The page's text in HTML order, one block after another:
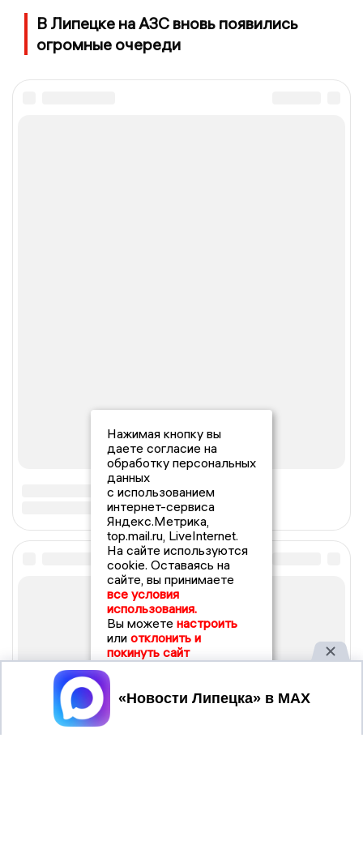
В Липецке на АЗС вновь появились
огромные очереди
Нажимая кнопку вы
даете согласие на
обработку персональных
данных
с использованием
интернет-сервиса
Яндекс.Метрика,
top.mail.ru, LiveInternet.
На сайте используются
cookie. Оставаясь на
сайте, вы принимаете
все условия
использования.
Вы можете настроить
или отклонить и
покинуть сайт
Принять